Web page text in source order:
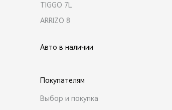
TIGGO 7L
ARRIZO 8
Авто в наличии
Покупателям
Выбор и покупка